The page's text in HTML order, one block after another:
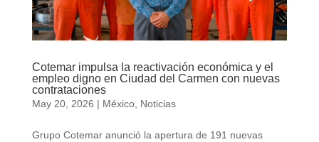
Cotemar impulsa la reactivación económica y el
empleo digno en Ciudad del Carmen con nuevas
contrataciones
May 20, 2026 | México, Noticias
Grupo Cotemar anunció la apertura de 191 nuevas